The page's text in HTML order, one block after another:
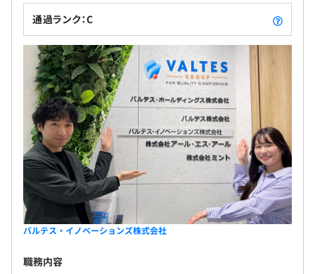
通過ランク：C
バルテス・イノベーションズ株式会社
職務内容